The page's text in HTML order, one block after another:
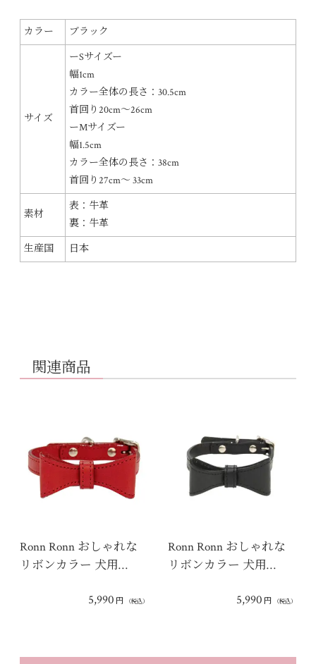
カラー ブラック
サイズ
ーSサイズー
幅1cm
カラー全体の長さ：30.5cm
首回り20cm〜26cm
ーMサイズー
幅1.5cm
カラー全体の長さ：38cm
首回り27cm〜 33cm
素材
表：牛革
裏：牛革
生産国
日本
関連商品
Ronn Ronn おしゃれな
リボンカラー 犬用…
5,990 円 （税込）
Ronn Ronn おしゃれな
リボンカラー 犬用…
5,990 円 （税込）